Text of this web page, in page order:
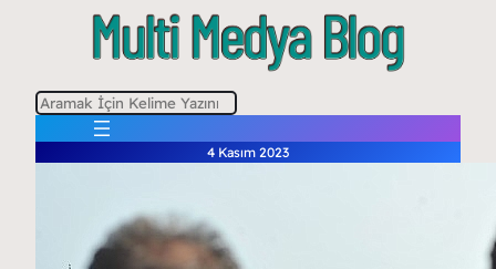
A
a
4 Kasım 2023